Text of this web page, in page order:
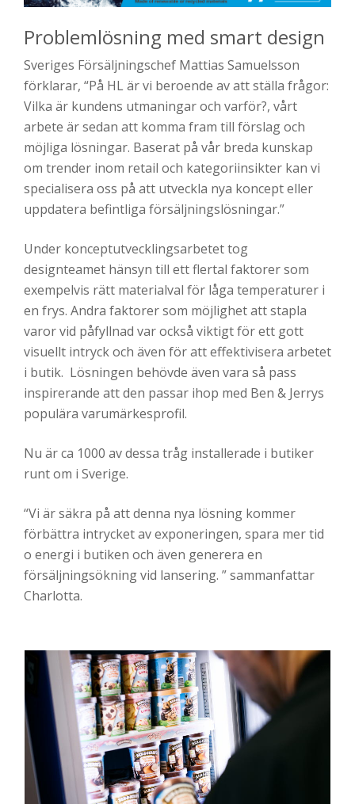
Problemlösning med smart design
Sveriges Försäljningschef Mattias Samuelsson
förklarar, “På HL är vi beroende av att ställa frågor:
Vilka är kundens utmaningar och varför?, vårt
arbete är sedan att komma fram till förslag och
möjliga lösningar. Baserat på vår breda kunskap
om trender inom retail och kategoriinsikter kan vi
specialisera oss på att utveckla nya koncept eller
uppdatera befintliga försäljningslösningar.”
Under konceptutvecklingsarbetet tog
designteamet hänsyn till ett flertal faktorer som
exempelvis rätt materialval för låga temperaturer i
en frys. Andra faktorer som möjlighet att stapla
varor vid påfyllnad var också viktigt för ett gott
visuellt intryck och även för att effektivisera arbetet
i butik. Lösningen behövde även vara så pass
inspirerande att den passar ihop med Ben & Jerrys
populära varumärkesprofil.
Nu är ca 1000 av dessa tråg installerade i butiker
runt om i Sverige.
“Vi är säkra på att denna nya lösning kommer
förbättra intrycket av exponeringen, spara mer tid
o energi i butiken och även generera en
försäljningsökning vid lansering. ” sammanfattar
Charlotta.